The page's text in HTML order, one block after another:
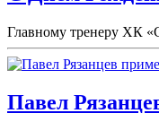
Главному тренеру ХК
Павел